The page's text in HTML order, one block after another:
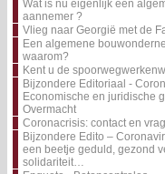
Wat is nu eigenlijk een
aannemer ?
Vlieg naar Georgië met de
Een algemene
waarom?
Kent u de
Bijzondere Editoriaal -
Economische en juridische
Overmacht
Coronacrisis: contact en
Bijzondere Edito –
een beetje geduld, gezond
solidariteit…